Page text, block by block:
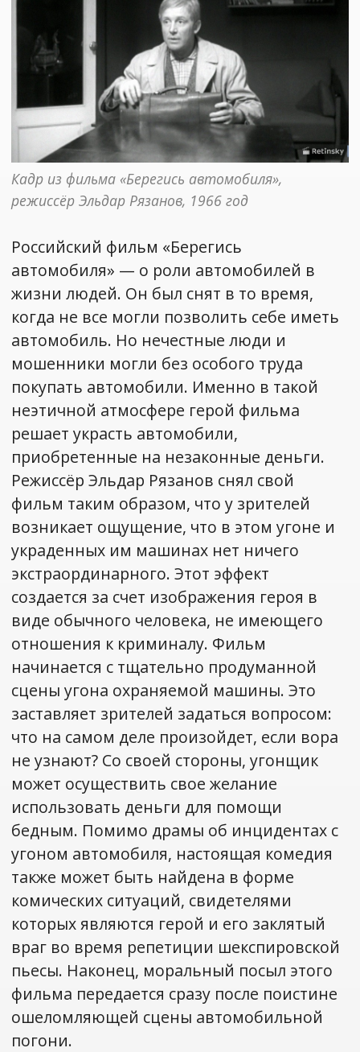
Кадр из фильма «Берегись автомобиля»,
режиссёр Эльдар Рязанов, 1966 год
Российский фильм «Берегись
автомобиля» — о роли автомобилей в
жизни людей. Он был снят в то время,
когда не все могли позволить себе иметь
автомобиль. Но нечестные люди и
мошенники могли без особого труда
покупать автомобили. Именно в такой
неэтичной атмосфере герой фильма
решает украсть автомобили,
приобретенные на незаконные деньги.
Режиссёр Эльдар Рязанов снял свой
фильм таким образом, что у зрителей
возникает ощущение, что в этом угоне и
украденных им машинах нет ничего
экстраординарного. Этот эффект
создается за счет изображения героя в
виде обычного человека, не имеющего
отношения к криминалу. Фильм
начинается с тщательно продуманной
сцены угона охраняемой машины. Это
заставляет зрителей задаться вопросом:
что на самом деле произойдет, если вора
не узнают? Со своей стороны, угонщик
может осуществить свое желание
использовать деньги для помощи
бедным. Помимо драмы об инцидентах с
угоном автомобиля, настоящая комедия
также может быть найдена в форме
комических ситуаций, свидетелями
которых являются герой и его заклятый
враг во время репетиции шекспировской
пьесы. Наконец, моральный посыл этого
фильма передается сразу после поистине
ошеломляющей сцены автомобильной
погони.